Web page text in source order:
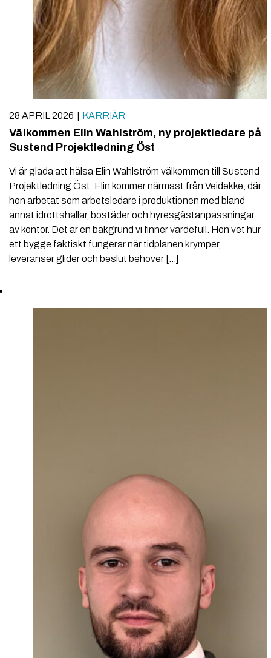
28 APRIL 2026 KARRIÄR
Välkommen Elin Wahlström, ny projektledare på
Sustend Projektledning Öst
Vi är glada att hälsa Elin Wahlström välkommen till Sustend
Projektledning Öst. Elin kommer närmast från Veidekke, där
hon arbetat som arbetsledare i produktionen med bland
annat idrottshallar, bostäder och hyresgästanpassningar
av kontor. Det är en bakgrund vi finner värdefull. Hon vet hur
ett bygge faktiskt fungerar när tidplanen krymper,
leveranser glider och beslut behöver […]